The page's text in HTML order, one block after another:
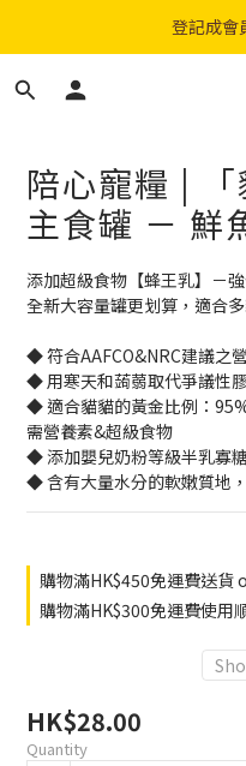
購物滿$300免費順
登記成會
購物滿$300免費順
陪心寵糧 |
主食罐 － 鮮
添加超級食物【蜂王乳】－
全新大容量罐更划算，適合
◆ 符合AAFCO&NRC建議之
◆ 用寒天和蒟蒻取代爭議性
◆ 適合貓貓的黃金比例：
需營養素&超級食物
◆ 添加嬰兒奶粉等級半乳寡
◆ 含有大量水分的軟嫩質地
購物滿HK$450免運費送貨
購物滿HK$300免運費使用
HK$28.00
Quantity